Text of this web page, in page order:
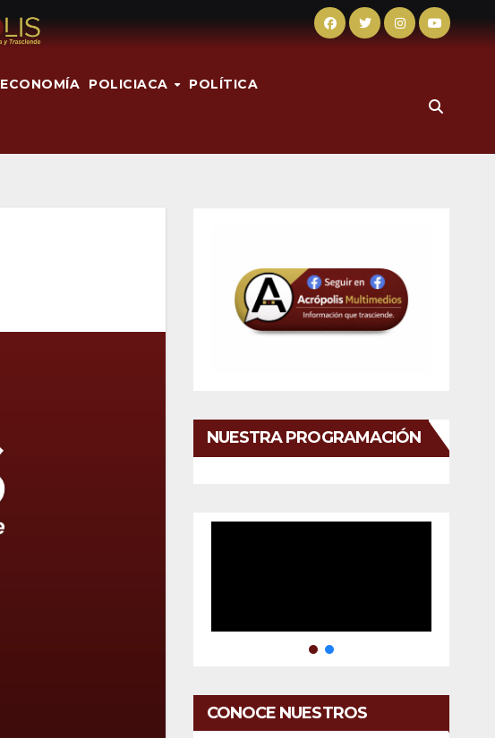
ECONOMÍA POLICIACA POLÍTICA
NUESTRA PROGRAMACIÓN
CONOCE NUESTROS